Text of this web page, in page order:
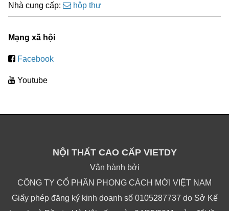
Nhà cung cấp: hộp thư
Mạng xã hội
Facebook
Youtube
NỘI THẤT CAO CẤP VIETDY
Vận hành bởi
CÔNG TY CỔ PHẦN PHONG CÁCH MỚI VIỆT NAM
Giấy phép đăng ký kinh doanh số 0105287737 do Sở Kế